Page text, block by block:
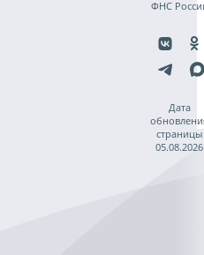
ФНС
Дата
страницы
05.08.2026